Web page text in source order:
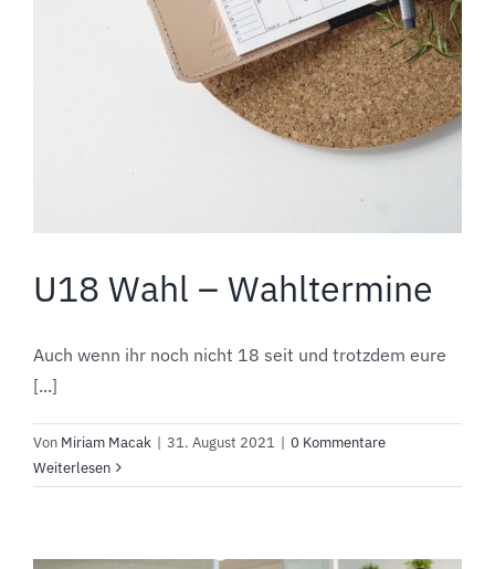
U18 Wahl – Wahltermine
Auch wenn ihr noch nicht 18 seit und trotzdem eure
[...]
Von Miriam Macak | 31. August 2021 | 0 Kommentare
Weiterlesen